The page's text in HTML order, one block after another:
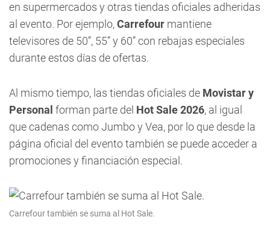
en supermercados y otras tiendas oficiales adheridas
al evento. Por ejemplo,Carrefour mantiene
televisores de 50’’, 55’’ y 60’’ con rebajas especiales
durante estos días de ofertas.
Al mismo tiempo, las tiendas oficiales de Movistar y
Personal forman parte del Hot Sale 2026, al igual
que cadenas como Jumbo y Vea, por lo que desde la
página oficial del evento también se puede acceder a
promociones y financiación especial.
Carrefour también se suma al Hot Sale.